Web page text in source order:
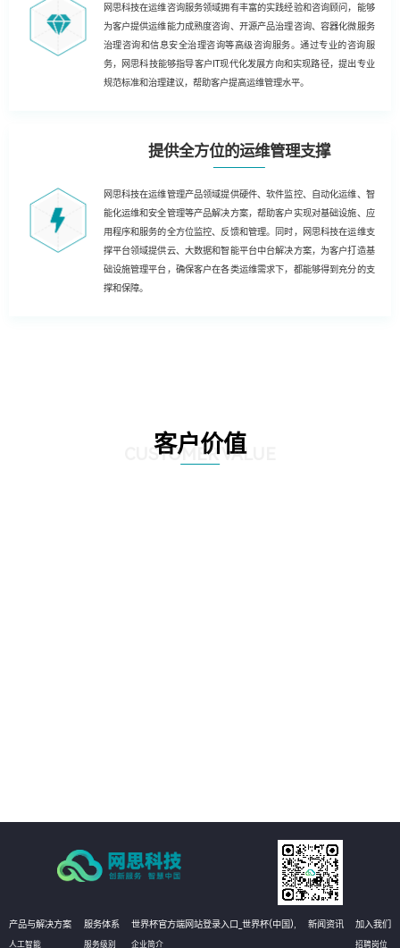
网思科技在运维咨询服务领域拥有丰富的实践经验和咨询顾问，能够
为客户提供运维能力成熟度咨询、开源产品治理咨询、容器化微服务
治理咨询和信息安全治理咨询等高级咨询服务。通过专业的咨询服
务，网思科技能够指导客户IT现代化发展方向和实现路径，提出专业
规范标准和治理建议，帮助客户提高运维管理水平。
提供全方位的运维管理支撑
网思科技在运维管理产品领域提供硬件、软件监控、自动化运维、智
能化运维和安全管理等产品解决方案，帮助客户实现对基础设施、应
用程序和服务的全方位监控、反馈和管理。同时，网思科技在运维支
撑平台领域提供云、大数据和智能平台中台解决方案，为客户打造基
础设施管理平台，确保客户在各类运维需求下，都能够得到充分的支
撑和保障。
客户价值
CUSTOMER VALUE
产品与解决方案
人工智能
服务体系
服务级别
世界杯官方端网站登录入口_世界杯(中国),
企业简介
新闻资讯 加入我们
招聘岗位